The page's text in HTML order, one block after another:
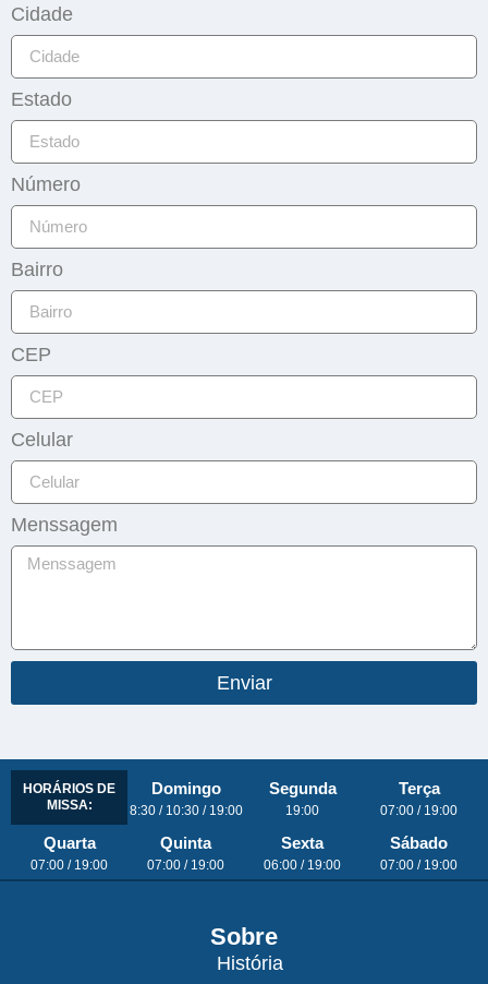
Cidade
Estado
Número
Bairro
CEP
Celular
Menssagem
Enviar
HORÁRIOS DE
MISSA:
Domingo
8:30 / 10:30 / 19:00
Segunda
19:00
Terça
07:00 / 19:00
Quarta
07:00 / 19:00
Quinta
07:00 / 19:00
Sexta
06:00 / 19:00
Sábado
07:00 / 19:00
Sobre
História